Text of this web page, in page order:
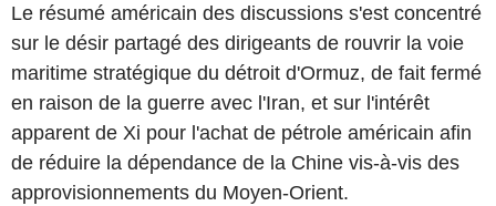
Le résumé américain des discussions s'est concentré
sur le désir partagé des dirigeants de rouvrir la voie
maritime stratégique du détroit d'Ormuz, de fait fermé
en raison de la guerre avec l'Iran, et sur l'intérêt
apparent de Xi pour l'achat de pétrole américain afin
de réduire la dépendance de la Chine vis-à-vis des
approvisionnements du Moyen-Orient.